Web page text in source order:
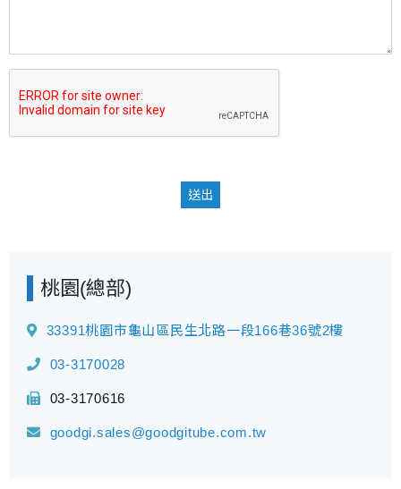
送出
桃園(總部)
33391桃園市龜山區民生北路一段166巷36號2樓
03-3170028
03-3170616
goodgi.sales@goodgitube.com.tw